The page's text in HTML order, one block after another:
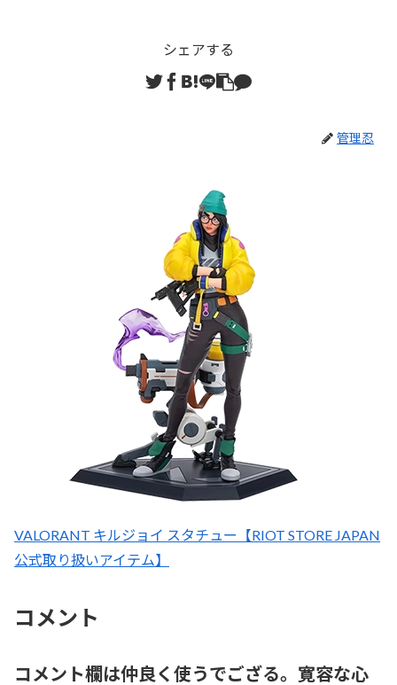
シェアする
管理忍
VALORANT キルジョイ スタチュー【RIOT STORE JAPAN
公式取り扱いアイテム】
コメント
コメント欄は仲良く使うでござる。寛容な心